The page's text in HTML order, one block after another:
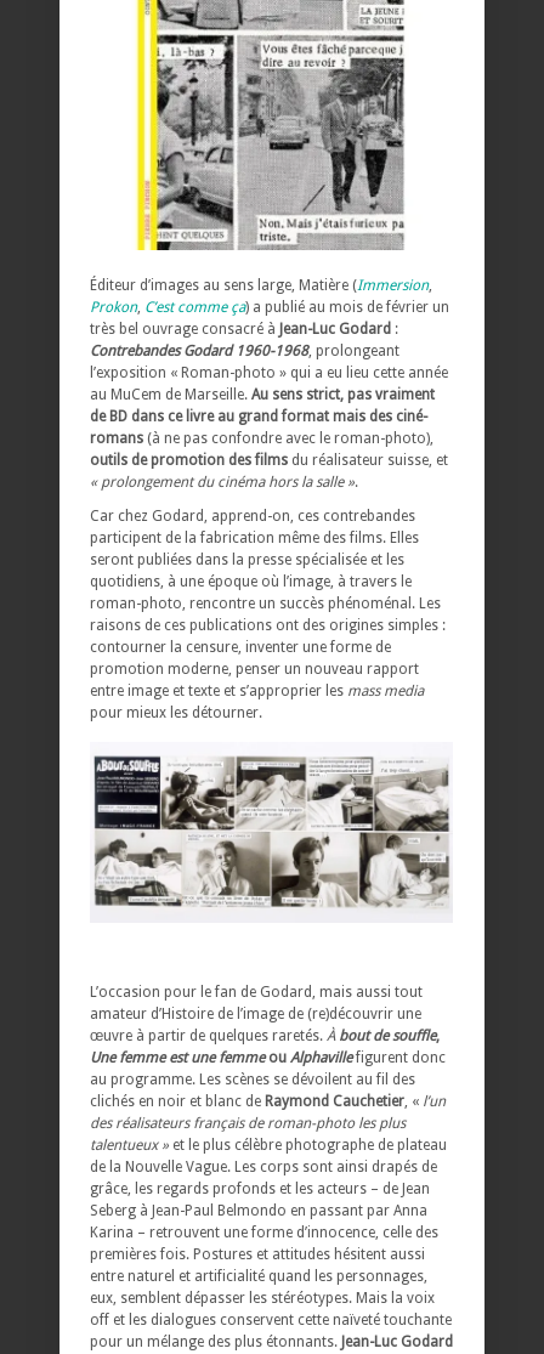
Éditeur d’images au sens large, Matière (Immersion,
Prokon, C’est comme ça) a publié au mois de février un
très bel ouvrage consacré à Jean-Luc Godard :
Contrebandes Godard 1960-1968, prolongeant
l’exposition « Roman-photo » qui a eu lieu cette année
au MuCem de Marseille. Au sens strict, pas vraiment
de BD dans ce livre au grand format mais des ciné-
romans (à ne pas confondre avec le roman-photo),
outils de promotion des films du réalisateur suisse, et
« prolongement du cinéma hors la salle ».
Car chez Godard, apprend-on, ces contrebandes
participent de la fabrication même des films. Elles
seront publiées dans la presse spécialisée et les
quotidiens, à une époque où l’image, à travers le
roman-photo, rencontre un succès phénoménal. Les
raisons de ces publications ont des origines simples :
contourner la censure, inventer une forme de
promotion moderne, penser un nouveau rapport
entre image et texte et s’approprier les mass media
pour mieux les détourner.
L’occasion pour le fan de Godard, mais aussi tout
amateur d’Histoire de l’image de (re)découvrir une
œuvre à partir de quelques raretés. Àbout de souffle,
Une femme est une femmeou Alphavillefigurent donc
au programme. Les scènes se dévoilent au fil des
clichés en noir et blanc de Raymond Cauchetier, « l’un
des réalisateurs français de roman-photo les plus
talentueux » et le plus célèbre photographe de plateau
de la Nouvelle Vague. Les corps sont ainsi drapés de
grâce, les regards profonds et les acteurs – de Jean
Seberg à Jean-Paul Belmondo en passant par Anna
Karina – retrouvent une forme d’innocence, celle des
premières fois. Postures et attitudes hésitent aussi
entre naturel et artificialité quand les personnages,
eux, semblent dépasser les stéréotypes. Mais la voix
off et les dialogues conservent cette naïveté touchante
pour un mélange des plus étonnants. Jean-Luc Godard